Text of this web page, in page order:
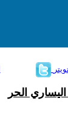
الحر